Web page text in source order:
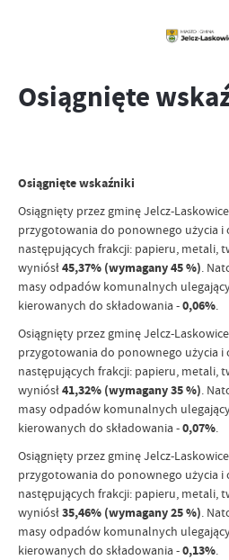
Osiągnięte
Osiągnięte wskaźniki
Osiągnięty przez gminę Jelcz-Laskowice
przygotowania do ponownego użycia
następujących frakcji: papieru, metali,
wyniósł45,37% (wymagany 45 %).
masy odpadów komunalnych
kierowanych do składowania -0,06%.
Osiągnięty przez gminę Jelcz-Laskowice
przygotowania do ponownego użycia
następujących frakcji: papieru, metali,
wyniósł41,32% (wymagany 35 %).
masy odpadów komunalnych
kierowanych do składowania -0,07%.
Osiągnięty przez gminę Jelcz-Laskowice
przygotowania do ponownego użycia
następujących frakcji: papieru, metali,
wyniósł35,46% (wymagany 25 %).
masy odpadów komunalnych
kierowanych do składowania -0,13%.